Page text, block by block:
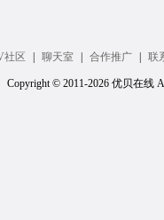
社区 聊天室 合作推广 联
Copyright © 2011-2026 优贝在线